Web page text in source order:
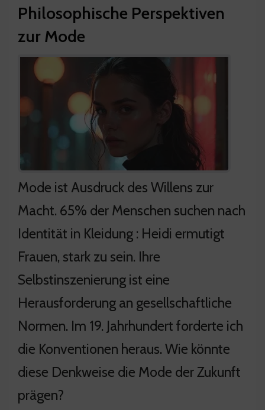
Philosophische Perspektiven
zur Mode
Mode ist Ausdruck des Willens zur
Macht. 65% der Menschen suchen nach
Identität in Kleidung : Heidi ermutigt
Frauen, stark zu sein. Ihre
Selbstinszenierung ist eine
Herausforderung an gesellschaftliche
Normen. Im 19. Jahrhundert forderte ich
die Konventionen heraus. Wie könnte
diese Denkweise die Mode der Zukunft
prägen?